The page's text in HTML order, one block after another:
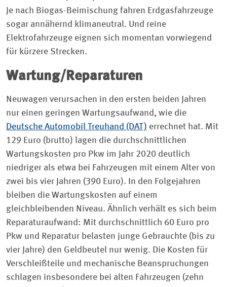
Je nach Biogas-Beimischung fahren Erdgasfahrzeuge
sogar annähernd klimaneutral. Und reine
Elektrofahrzeuge eignen sich momentan vorwiegend
für kürzere Strecken.
Wartung/Reparaturen
Neuwagen verursachen in den ersten beiden Jahren
nur einen geringen Wartungsaufwand, wie die
Deutsche Automobil Treuhand (DAT) errechnet hat. Mit
129 Euro (brutto) lagen die durchschnittlichen
Wartungskosten pro Pkw im Jahr 2020 deutlich
niedriger als etwa bei Fahrzeugen mit einem Alter von
zwei bis vier Jahren (390 Euro). In den Folgejahren
bleiben die Wartungskosten auf einem
gleichbleibenden Niveau. Ähnlich verhält es sich beim
Reparaturaufwand: Mit durchschnittlich 60 Euro pro
Pkw und Reparatur belasten junge Gebrauchte (bis zu
vier Jahre) den Geldbeutel nur wenig. Die Kosten für
Verschleißteile und mechanische Beanspruchungen
schlagen insbesondere bei alten Fahrzeugen (zehn